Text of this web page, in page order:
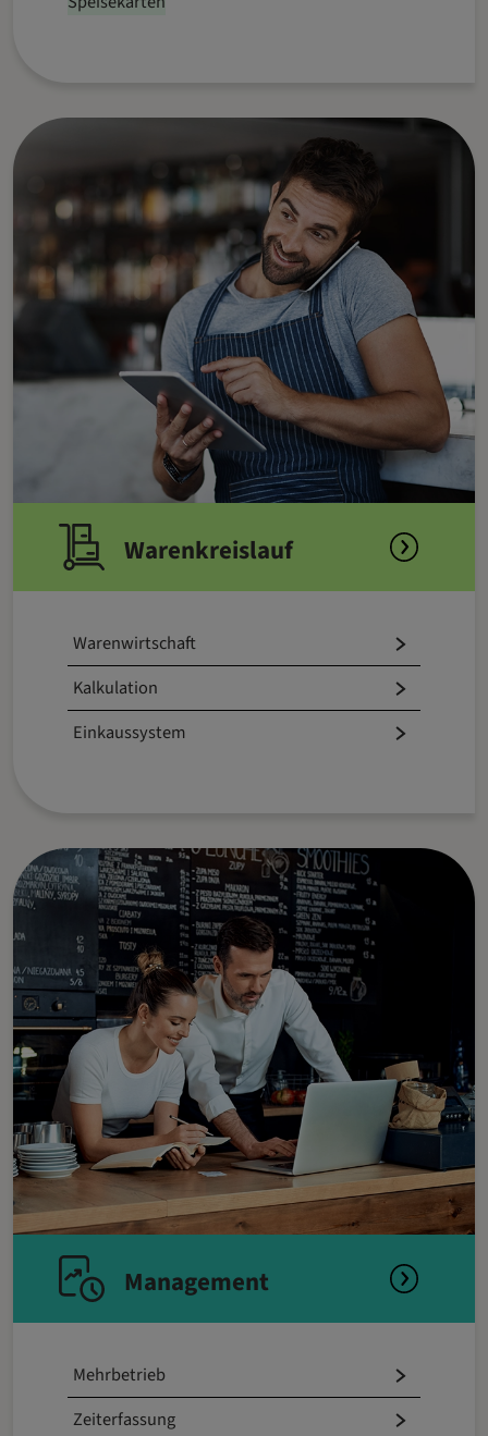
Warenkreislauf
Warenwirtschaft
Kalkulation
Einkaussystem
Management
Mehrbetrieb
Zeiterfassung